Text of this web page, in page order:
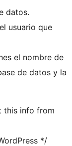
datos.
usuario que
el nombre de
de datos y la
this info from
*/